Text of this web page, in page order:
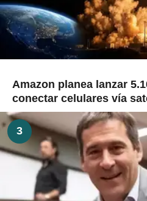
Amazon planea lanzar
conectar celulares vía
3